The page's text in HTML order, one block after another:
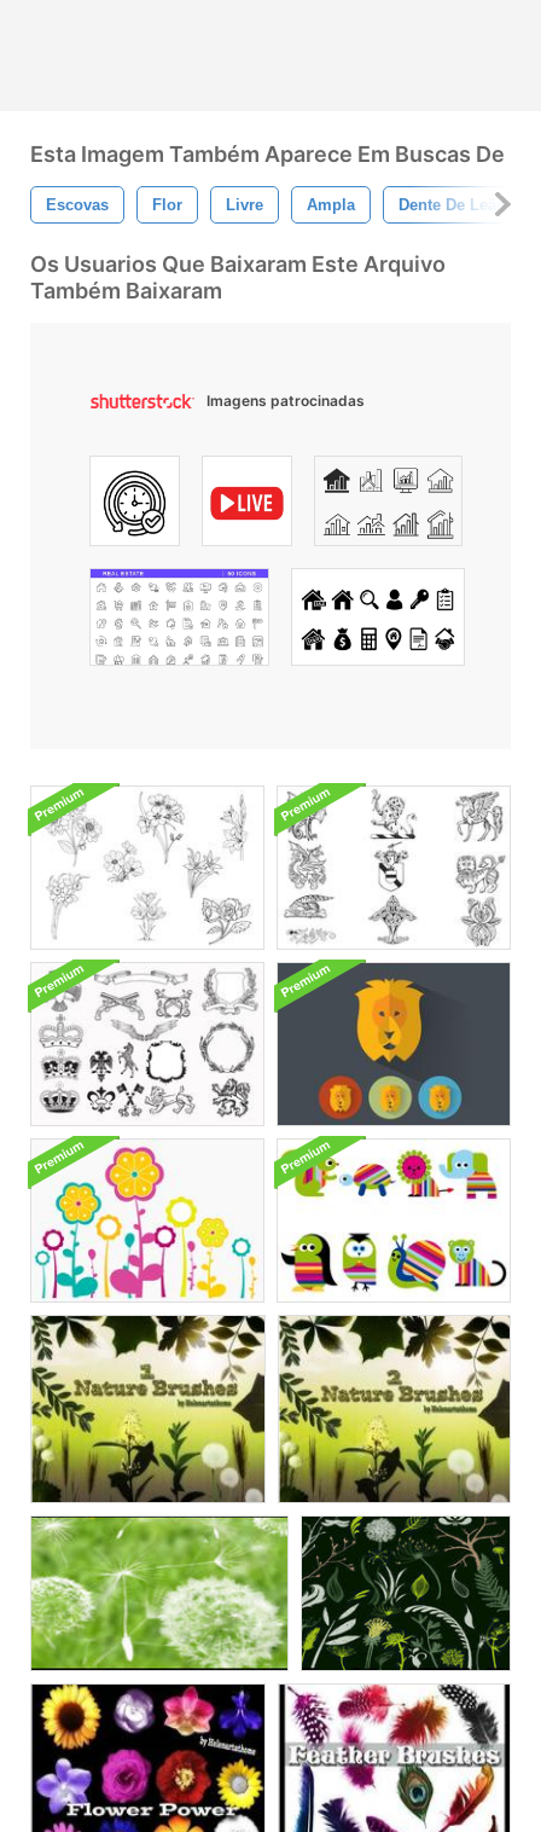
Esta Imagem Também Aparece Em Buscas De
Escovas Flor Livre Ampla Dente De Leão
Os Usuarios Que Baixaram Este Arquivo
Também Baixaram
Imagens patrocinadas